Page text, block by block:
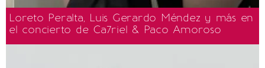
Loreto Peralta, Luis Gerardo Méndez y más en
el concierto de Ca7riel & Paco Amoroso